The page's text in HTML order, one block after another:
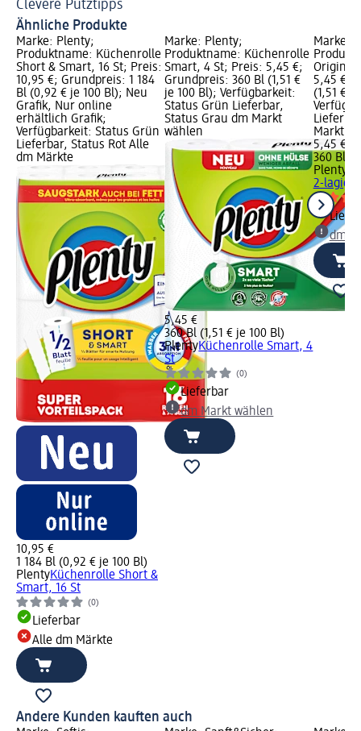
Clevere Putztipps
Ähnliche Produkte
Marke: Plenty;
Produktname: Küchenrolle
Short & Smart, 16 St; Preis:
10,95 €; Grundpreis: 1 184
Bl (0,92 € je 100 Bl); Neu
Grafik, Nur online
erhältlich Grafik;
Verfügbarkeit: Status Grün
Lieferbar, Status Rot Alle
dm Märkte
10,95 €
1 184 Bl (0,92 € je 100 Bl)
PlentyKüchenrolle Short &
Smart, 16 St
(0)
Lieferbar
Alle dm Märkte
Marke: Plenty;
Produktname: Küchenrolle
Smart, 4 St; Preis: 5,45 €;
Grundpreis: 360 Bl (1,51 €
je 100 Bl); Verfügbarkeit:
Status Grün Lieferbar,
Status Grau dm Markt
wählen
5,45 €
360 Bl (1,51 € je 100 Bl)
PlentyKüchenrolle Smart, 4
St
(0)
Lieferbar
dm Markt wählen
Marke:
Original
5,45 €;
(1,51 €
Markt
5,45 €
360 Bl
Plenty
2-lagig,
dm
Andere Kunden kauften auch